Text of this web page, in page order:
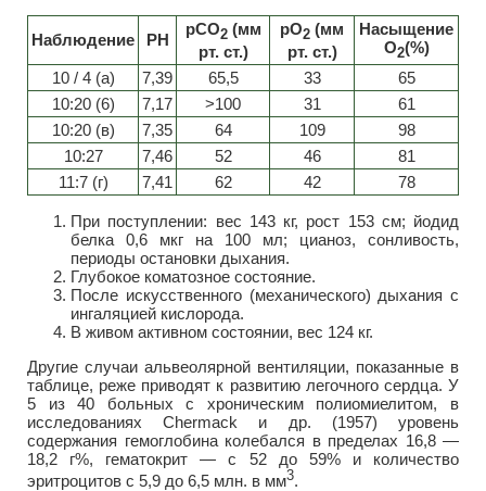
Наблюдение РН
рСО2(мм
рт. ст.)
рО2 (мм
рт. ст.)
Насыщение
О2(%)
10 / 4 (а)
7,39 65,5 33
65
10:20 (6)
7,17 >100 31
61
10:20 (в)
7,35 64 109
98
10:27
7,46 52 46
81
11:7 (г)
7,41 62 42 78
При поступлении: вес 143 кг, рост 153 см; йодид
белка 0,6 мкг на 100 мл; цианоз, сонливость,
периоды остановки дыхания.
Глубокое коматозное состояние.
После искусственного (механического) дыхания с
ингаляцией кислорода.
В живом активном состоянии, вес 124 кг.
Другие случаи альвеолярной вентиляции, показанные в
таблице, реже приводят к развитию легочного сердца. У
5 из 40 больных с хроническим полиомиелитом, в
исследованиях Chermack и др. (1957) уровень
содержания гемоглобина колебался в пределах 16,8 —
18,2 г%, гематокрит — с 52 до 59% и количество
эритроцитов с 5,9 до 6,5 млн. в мм3.